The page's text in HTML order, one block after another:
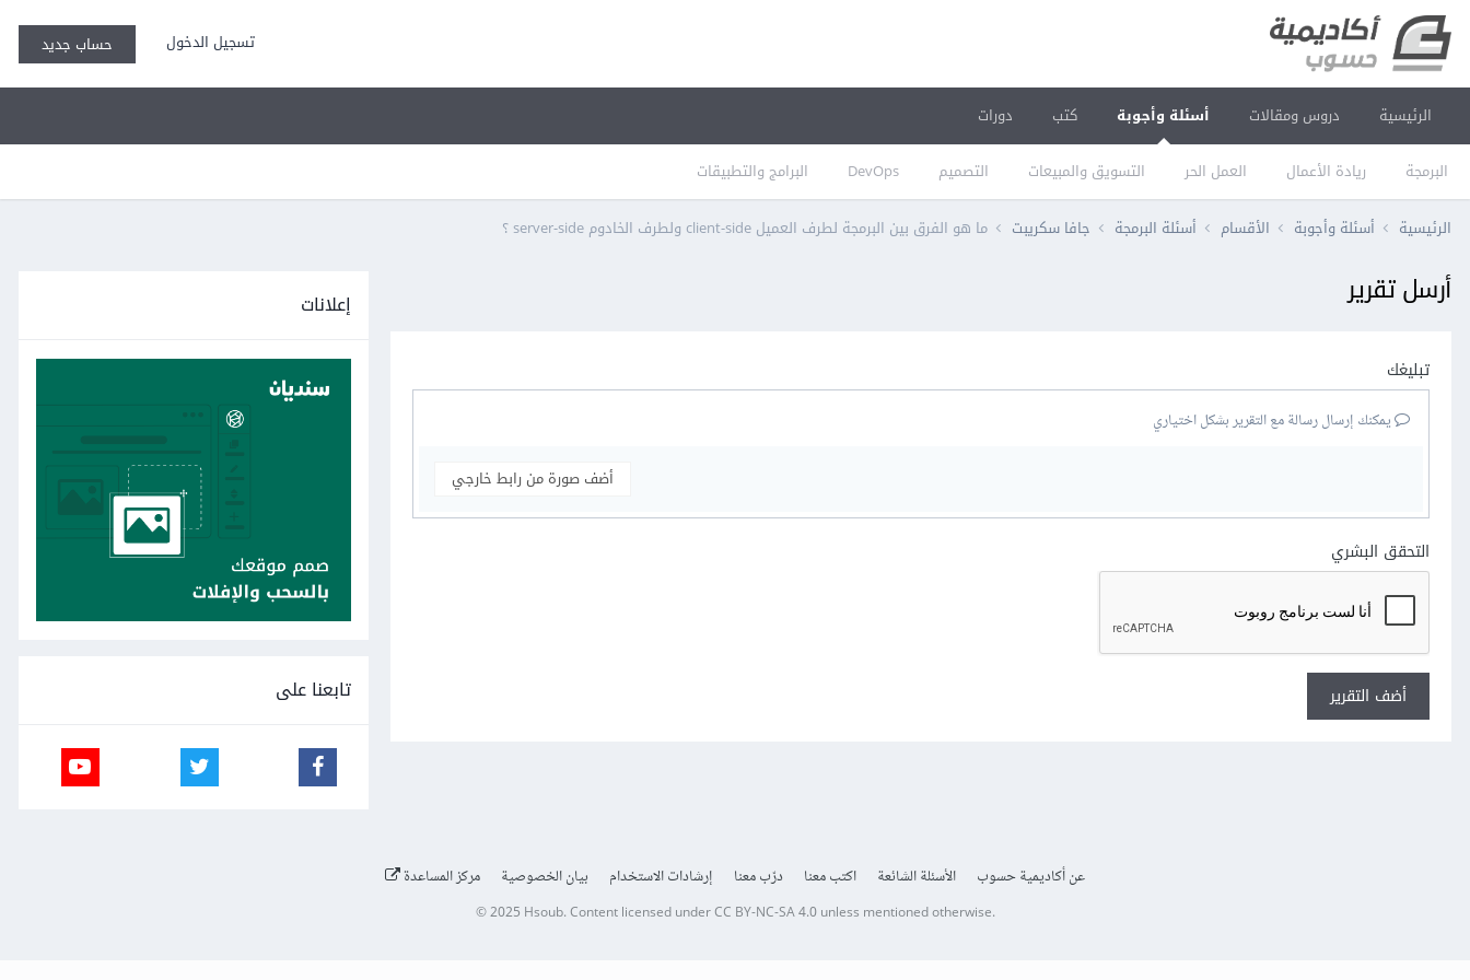
تسجيل الدخول حساب جديد
الرئيسية دروس ومقالات أسئلة وأجوبة
البرمجة ريادة الأعمال العمل الحر التسويق والمبيعات التصميم DevOps البرامج والتطبيقات
كتب دورات
الرئيسية أسئلة وأجوبة الأقسام أسئلة البرمجة جافا سكريبت ما هو الفرق بين البرمجة لطرف العميل client-side ولطرف الخادوم server-side ؟
أرسل تقرير
تبليغك
يمكنك إرسال رسالة مع التقرير بشكل اختياري
أضف صورة من رابط خارجي
التحقق البشري
أضف التقرير
إعلانات
تابعنا على
عن أكاديمية حسوب الأسئلة الشائعة اكتب معنا درّب معنا إرشادات الاستخدام بيان الخصوصية مركز المساعدة
© 2025 Hsoub.Content licensed underCC BY-NC-SA 4.0unless mentioned otherwise.